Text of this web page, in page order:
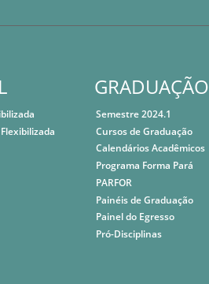
GRADUAÇÃO
Semestre 2024.1
Cursos de Graduação
Calendários Acadêmicos
Programa Forma Pará
PARFOR
Painéis de Graduação
Painel do Egresso
Pró-Disciplinas